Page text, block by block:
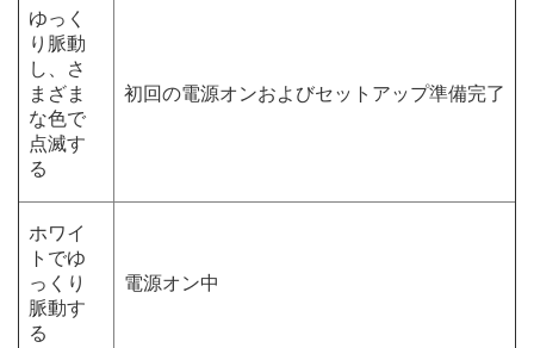
ゆっく
り脈動
し、さ
まざま
な色で
点滅す
る
初回の電源オンおよびセットアップ準備完了
ホワイ
トでゆ
っくり
脈動す
る
電源オン中